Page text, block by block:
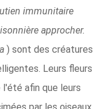
immunitaire
approcher.
) sont des créatures
Leurs fleurs
afin que leurs